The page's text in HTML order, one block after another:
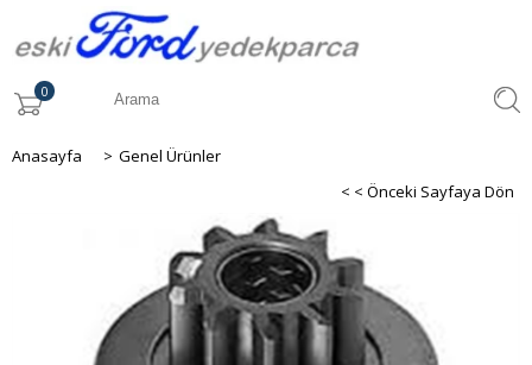
0
Anasayfa > Genel Ürünler
< < Önceki Sayfaya Dön